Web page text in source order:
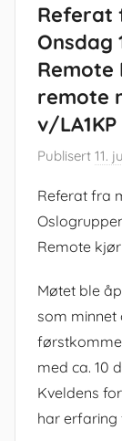
Referat
Onsdag
Remote
remote
v/
Publisert 11.
Referat fra
Remote
Møtet ble
som minnet
med ca. 10
Kveldens
har erfaring